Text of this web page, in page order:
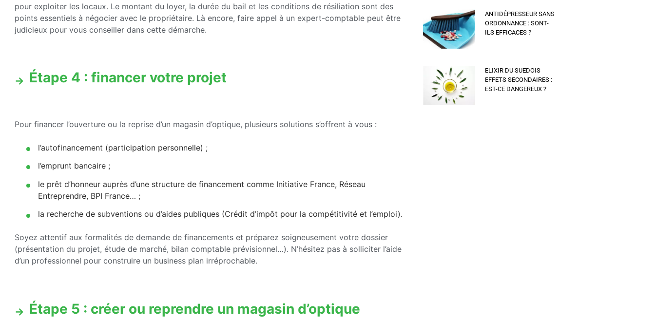
pour exploiter les locaux. Le montant du loyer, la durée du bail et les conditions de résiliation sont des
points essentiels à négocier avec le propriétaire. Là encore, faire appel à un expert-comptable peut être
judicieux pour vous conseiller dans cette démarche.
Étape 4 : financer votre projet
Pour financer l’ouverture ou la reprise d’un magasin d’optique, plusieurs solutions s’offrent à vous :
l’autofinancement (participation personnelle) ;
l’emprunt bancaire ;
le prêt d’honneur auprès d’une structure de financement comme Initiative France, Réseau
Entreprendre, BPI France… ;
la recherche de subventions ou d’aides publiques (Crédit d’impôt pour la compétitivité et l’emploi).
Soyez attentif aux formalités de demande de financements et préparez soigneusement votre dossier
(présentation du projet, étude de marché, bilan comptable prévisionnel…). N’hésitez pas à solliciter l’aide
d’un professionnel pour construire un business plan irréprochable.
Étape 5 : créer ou reprendre un magasin d’optique
ANTIDÉPRESSEUR SANS
ORDONNANCE : SONT-
ILS EFFICACES ?
ELIXIR DU SUEDOIS
EFFETS SECONDAIRES :
EST-CE DANGEREUX ?